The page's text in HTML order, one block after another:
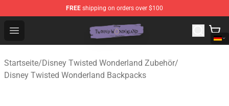
FREE shipping on orders over $100
Open menu
Twisted Wonderland Store - Official Twisted
Startseite/Disney Twisted Wonderland Zubehör/
Disney Twisted Wonderland Backpacks